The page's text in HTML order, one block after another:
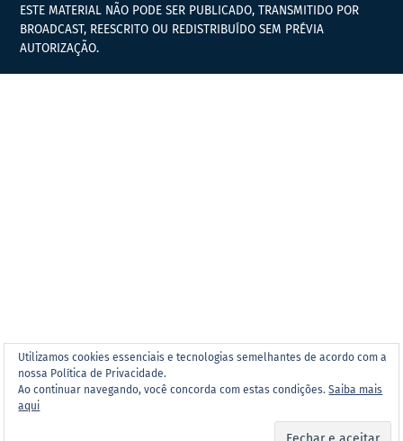
Utilizamos cookies essenciais e tecnologias semelhantes de acordo com a
nossa Política de Privacidade.
Ao continuar navegando, você concorda com estas condições.Saiba mais
aqui
ESTE MATERIAL NÃO PODE SER PUBLICADO, TRANSMITIDO POR
BROADCAST, REESCRITO OU REDISTRIBUÍDO SEM PRÉVIA
AUTORIZAÇÃO.